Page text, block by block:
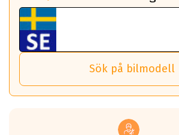
ABS 360 gör det möjligt för dig att ta
nästa bil.
Det sparar dig tid och pengar.
*PCD står för pitch circle diameter /
Tillbehören är av högsta kvalitet och är
ABS Wheels fälgar.
Viktigt att Bult respektive mutter är av
Genom att du anger ditt
och garantera att tillbehören passar till
vid åtdragning av hjulbultarna.
fordon. Detta sker automatiskt och är
behöver tänka på.
Sensorn sitter inne i hjulet och skickar
och temperatur till din instrumentpanel.
TPMS gör det enkelt att ha koll på att
tryck. Skulle du tappa tryck i något däck
om detta.
helt kort att du som förare alltid ska ha
Sök på bilmodell